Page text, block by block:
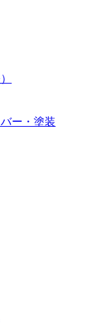
ー・塗装